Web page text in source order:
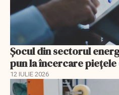
Șocul din sectorul
pun la încercare piețele
12 IULIE 2026
EXCLUSIV